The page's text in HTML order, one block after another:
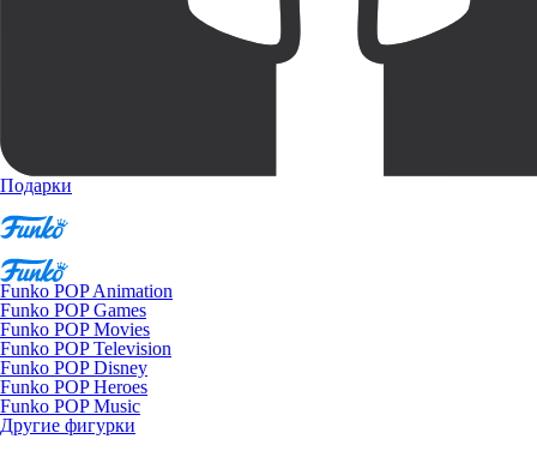
Подарки
Funko POP Animation
Funko POP Games
Funko POP Movies
Funko POP Television
Funko POP Disney
Funko POP Heroes
Funko POP Music
Другие фигурки